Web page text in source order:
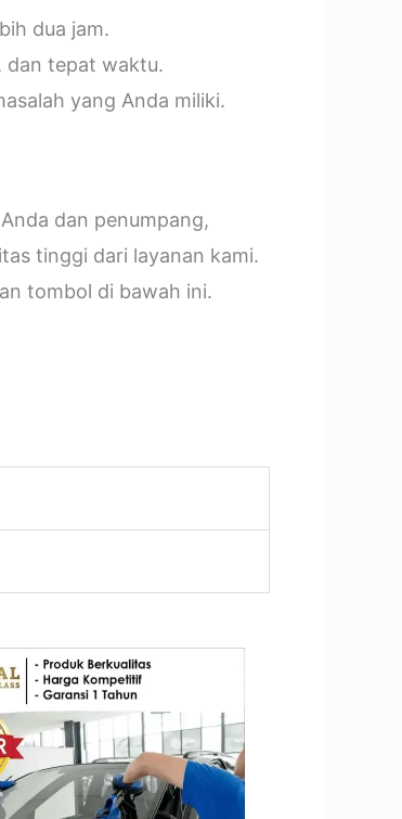
dua jam.
dan tepat waktu.
yang Anda miliki.
dan penumpang,
tinggi dari layanan kami.
tombol di bawah ini.